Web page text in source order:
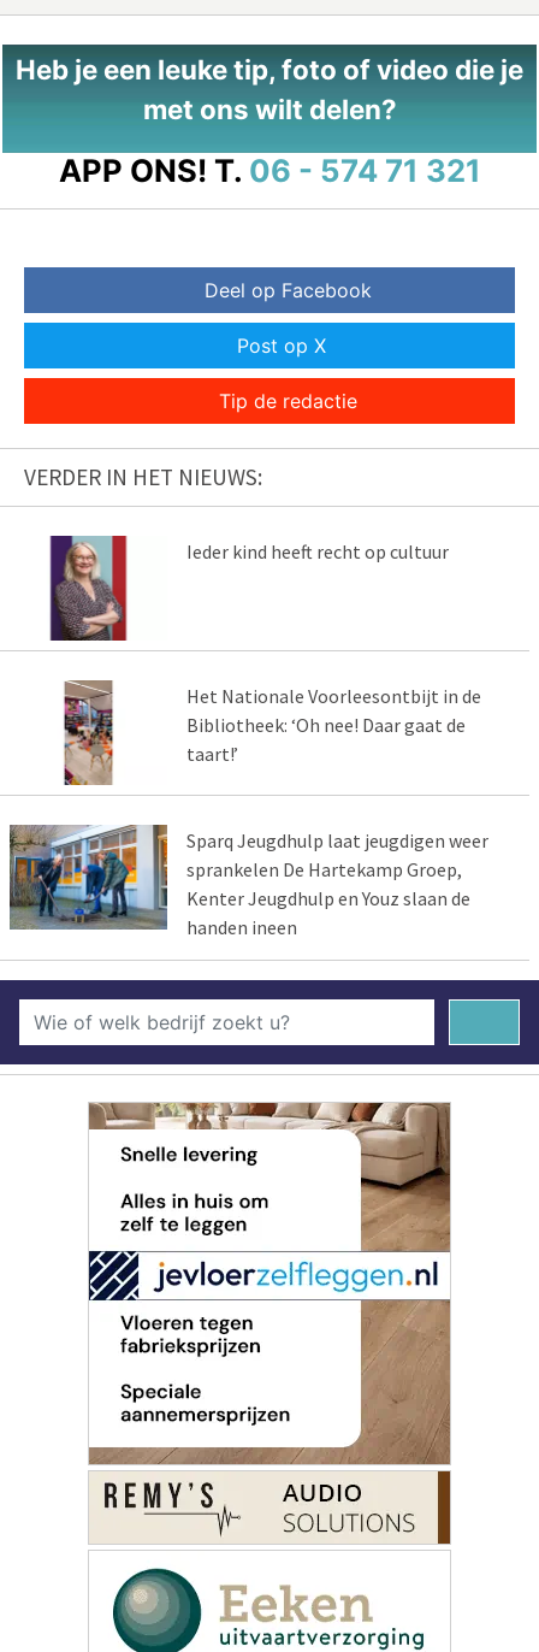
Heb je een leuke tip, foto of video die je
met ons wilt delen?
APP ONS! T. 06 - 574 71 321
Deel op Facebook
Post op X
Tip de redactie
VERDER IN HET NIEUWS:
Ieder kind heeft recht op cultuur
Het Nationale Voorleesontbijt in de
Bibliotheek: ‘Oh nee! Daar gaat de
taart!’
Sparq Jeugdhulp laat jeugdigen weer
sprankelen De Hartekamp Groep,
Kenter Jeugdhulp en Youz slaan de
handen ineen